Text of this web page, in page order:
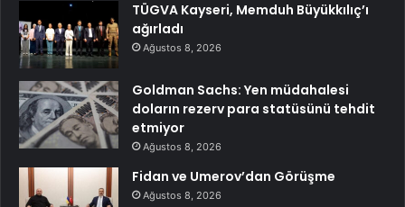
TÜGVA Kayseri, Memduh Büyükkılıç’ı
ağırladı
Ağustos 8, 2026
Goldman Sachs: Yen müdahalesi
doların rezerv para statüsünü tehdit
etmiyor
Ağustos 8, 2026
Fidan ve Umerov’dan Görüşme
Ağustos 8, 2026